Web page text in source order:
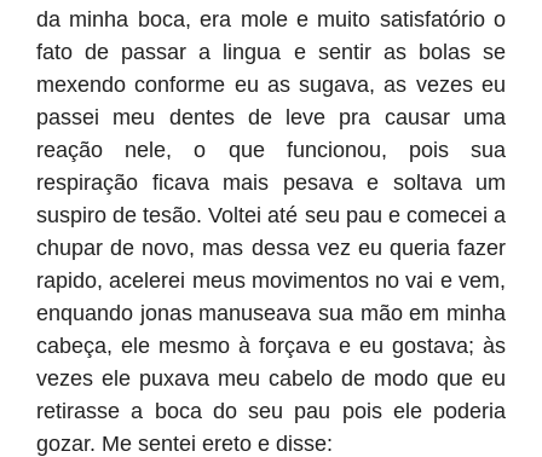
da minha boca, era mole e muito satisfatório o
fato de passar a lingua e sentir as bolas se
mexendo conforme eu as sugava, as vezes eu
passei meu dentes de leve pra causar uma
reação nele, o que funcionou, pois sua
respiração ficava mais pesava e soltava um
suspiro de tesão. Voltei até seu pau e comecei a
chupar de novo, mas dessa vez eu queria fazer
rapido, acelerei meus movimentos no vai e vem,
enquando jonas manuseava sua mão em minha
cabeça, ele mesmo à forçava e eu gostava; às
vezes ele puxava meu cabelo de modo que eu
retirasse a boca do seu pau pois ele poderia
gozar. Me sentei ereto e disse: